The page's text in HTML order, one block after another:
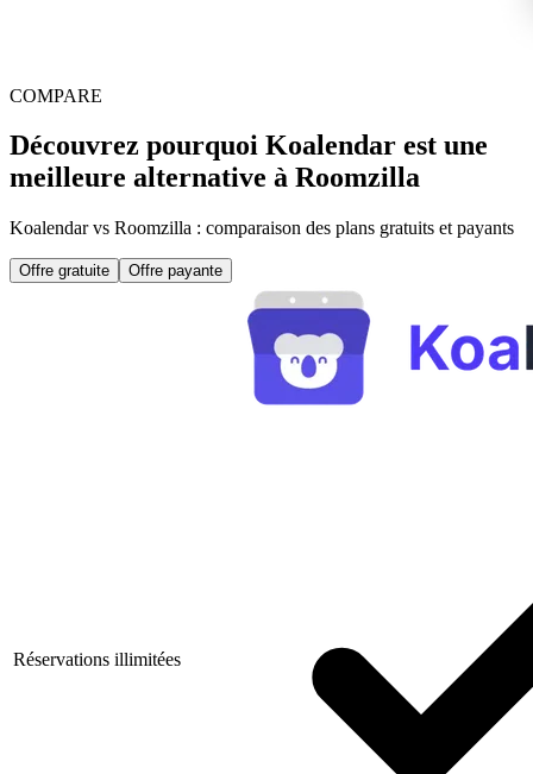
COMPARE
Découvrez pourquoi Koalendar est une
meilleure alternative à Roomzilla
Koalendar vs Roomzilla : comparaison des plans gratuits et payants
Offre gratuite Offre payante
Réservations illimitées